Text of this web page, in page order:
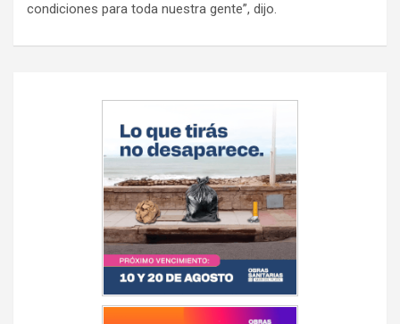
condiciones para toda nuestra gente”, dijo.